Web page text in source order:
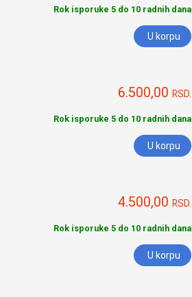
Rok isporuke 5 do 10 radnih dana
U korpu
6.500,00 RSD.
Rok isporuke 5 do 10 radnih dana
U korpu
4.500,00 RSD.
Rok isporuke 5 do 10 radnih dana
U korpu